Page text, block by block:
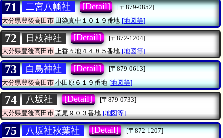
71 二宮八幡社 [Detail]
[〒879-0852]
大分県豊後高田市田染真中１０１９番地 [地図等]
72 日枝神社 [Detail]
[〒872-1204]
大分県豊後高田市上香々地４４８５番地 [地図等]
73 白鳥神社 [Detail]
[〒879-0613]
大分県豊後高田市小田原６１９番地 [地図等]
74 八坂社 [Detail]
[〒879-0733]
大分県豊後高田市 荒尾９０３番地 [地図等]
75 八坂社秋葉社 [Detail]
[〒872-1207]